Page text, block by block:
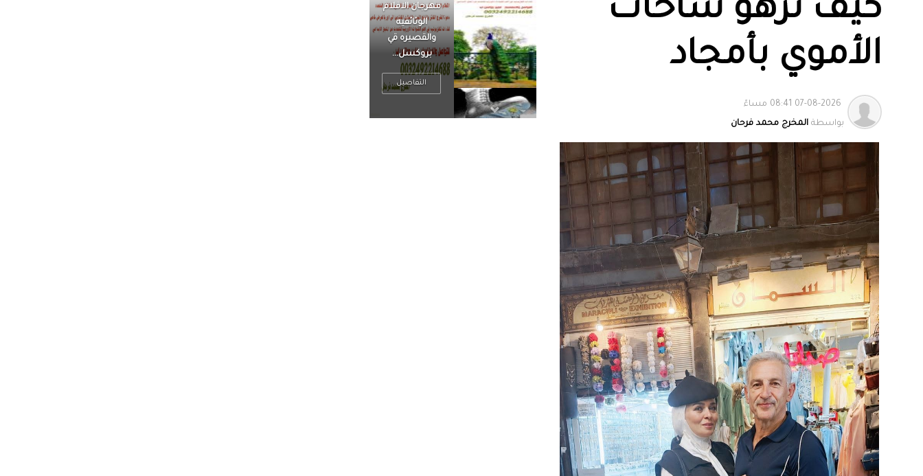
كيف تزهو ساحات
الأموي بأمجاد
بواسطة المخرج محمد فرحان
، بينما الرجل
ضيق الأفق
فعادة ما يكون
متوتراً
التفاصيل